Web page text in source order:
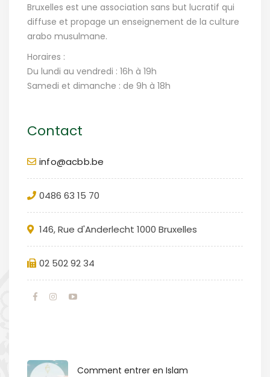
Bruxelles est une association sans but lucratif qui
diffuse et propage un enseignement de la culture
arabo musulmane.
Horaires :
Du lundi au vendredi : 16h à 19h
Samedi et dimanche : de 9h à 18h
Contact
info@acbb.be
0486 63 15 70
146, Rue d'Anderlecht 1000 Bruxelles
02 502 92 34
Comment entrer en Islam